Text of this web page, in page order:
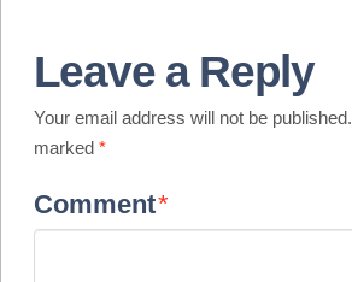
Leave a Reply
Your email address will not be published.
marked *
Comment*